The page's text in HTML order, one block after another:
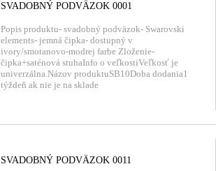
SVADOBNÝ PODVÄZOK 0001
Popis produktu- svadobný podväzok- Swarovski
elements- jemná čipka- dostupný v
ivory/smotanovo-modrej farbe Zloženie-
čipka+saténová stuhaInfo o veľkostiVeľkosť je
univerzálna.Názov produktuSB10Doba dodania1
týždeň ak nie je na sklade
SVADOBNÝ PODVÄZOK 0011